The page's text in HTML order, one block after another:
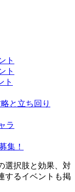
ト
ト
ト
と立ち回り
ラ
集！
選択肢と効果、対
するイベントも掲